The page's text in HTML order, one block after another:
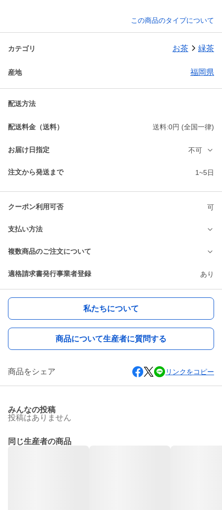
この商品のタイプについて
カテゴリ お茶 緑茶
産地 福岡県
配送方法
配送料金（送料） 送料:0円 (全国一律)
お届け日指定 不可
注文から発送まで 1~5日
クーポン利用可否 可
支払い方法
複数商品のご注文について
適格請求書発行事業者登録 あり
私たちについて
商品について生産者に質問する
商品をシェア リンクをコピー
みんなの投稿
投稿はありません
同じ生産者の商品